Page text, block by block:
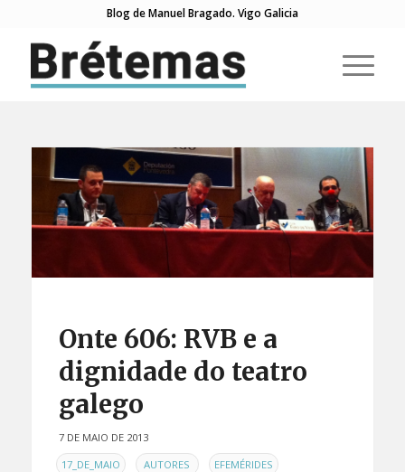
Blog de Manuel Bragado. Vigo Galicia
Onte 606: RVB e a
dignidade do teatro
galego
7 DE MAIO DE 2013
EN17_DE_MAIO , AUTORES , EFEMÉRIDES ,